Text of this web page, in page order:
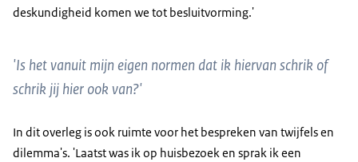
deskundigheid komen we tot besluitvorming.'
'Is het vanuit mijn eigen normen dat ik hiervan schrik of
schrik jij hier ook van?'
In dit overleg is ook ruimte voor het bespreken van twijfels en
dilemma's. 'Laatst was ik op huisbezoek en sprak ik een